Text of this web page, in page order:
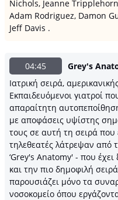
Nichols, Jeanne
Adam Rodriguez, Damon
Jeff Davis .
04:45
Grey's
Ιατρική σειρά,
Εκπαιδευόμενοι γιατροί
απαραίτητη
με αποφάσεις υψίστης
τους σε αυτή τη σειρά που
τηλεθεατές λάτρεψαν από
‘Grey's Anatomy' - που
και την πιο δημοφιλή
παρουσιάζει μόνο τα
νοσοκομείο όπου